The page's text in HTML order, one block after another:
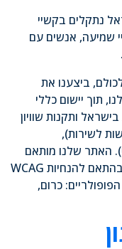
נתקלים בקשיי
שמיעה, אנשים עם
ביצענו את
תוך יישום כללי
ותקנות שוויון
לשירות),
האתר שלנו מותאם
לדרישות תקן הנגישות 5568 ברמה AA, בהתאם להנחיות WCAG
כרום,